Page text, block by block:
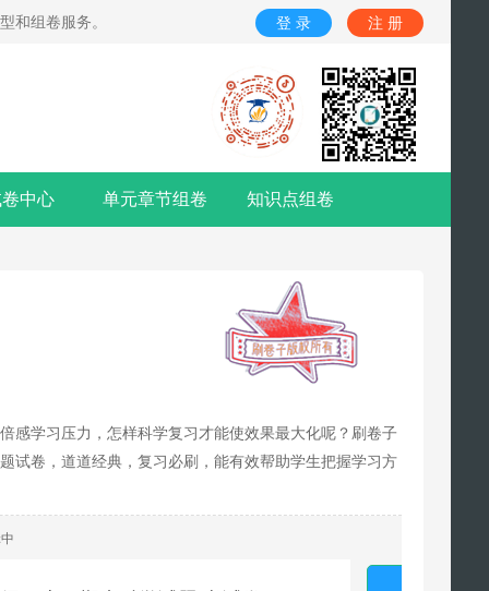
和组卷服务。 登 录 注 册
中心 单元章节组卷 知识点组卷
感学习压力，怎样科学复习才能使效果最大化呢？刷卷子
试卷，道道经典，复习必刷，能有效帮助学生把握学习方